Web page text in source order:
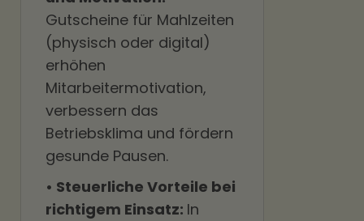
Gutscheine für Mahlzeiten
(physisch oder digital)
erhöhen
Mitarbeitermotivation,
verbessern das
Betriebsklima und fördern
gesunde Pausen.
• Steuerliche Vorteile bei
richtigem Einsatz: In